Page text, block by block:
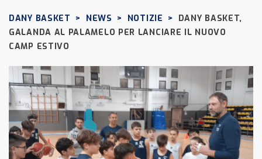
DANY BASKET > NEWS > NOTIZIE >
DANY BASKET,
GALANDA AL PALAMELO PER LANCIARE IL NUOVO
CAMP ESTIVO